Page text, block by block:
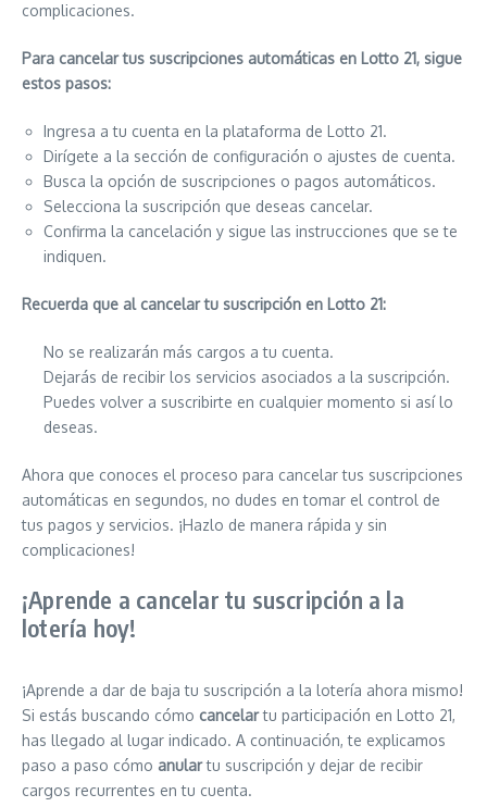
complicaciones.
Para cancelar tus suscripciones automáticas en Lotto 21, sigue
estos pasos:
Ingresa a tu cuenta en la plataforma de Lotto 21.
Dirígete a la sección de configuración o ajustes de cuenta.
Busca la opción de suscripciones o pagos automáticos.
Selecciona la suscripción que deseas cancelar.
Confirma la cancelación y sigue las instrucciones que se te
indiquen.
Recuerda que al cancelar tu suscripción en Lotto 21:
No se realizarán más cargos a tu cuenta.
Dejarás de recibir los servicios asociados a la suscripción.
Puedes volver a suscribirte en cualquier momento si así lo
deseas.
Ahora que conoces el proceso para cancelar tus suscripciones
automáticas en segundos, no dudes en tomar el control de
tus pagos y servicios. ¡Hazlo de manera rápida y sin
complicaciones!
¡Aprende a cancelar tu suscripción a la
lotería hoy!
¡Aprende a dar de baja tu suscripción a la lotería ahora mismo!
Si estás buscando cómo cancelartu participación en Lotto 21,
has llegado al lugar indicado. A continuación, te explicamos
paso a paso cómo anulartu suscripción y dejar de recibir
cargos recurrentes en tu cuenta.